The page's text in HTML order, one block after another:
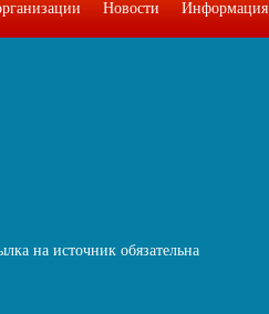
Новости Информация
на источник обязательна